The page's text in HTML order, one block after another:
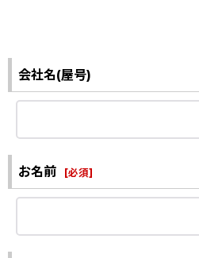
会社名(屋号)
お名前 [必須]